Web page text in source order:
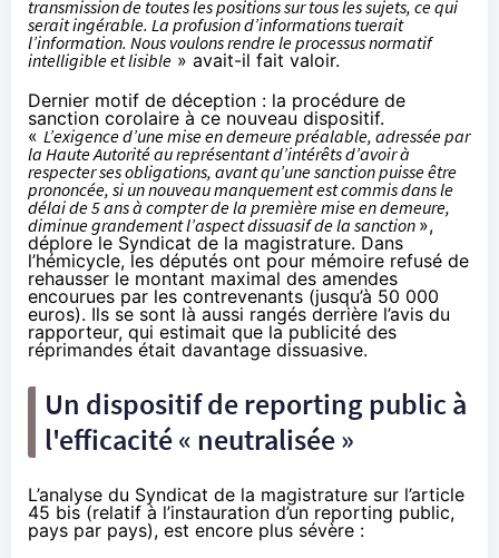
transmission de toutes les positions sur tous les sujets, ce qui
serait ingérable. La profusion d’informations tuerait
l’information. Nous voulons rendre le processus normatif
intelligible et lisible » avait-il fait valoir.
Dernier motif de déception : la procédure de
sanction corolaire à ce nouveau dispositif.
« L’exigence d’une mise en demeure préalable, adressée par
la Haute Autorité au représentant d’intérêts d’avoir à
respecter ses obligations, avant qu’une sanction puisse être
prononcée, si un nouveau manquement est commis dans le
délai de 5 ans à compter de la première mise en demeure,
diminue grandement l’aspect dissuasif de la sanction »,
déplore le Syndicat de la magistrature. Dans
l’hémicycle, les députés ont pour mémoire refusé de
rehausser le montant maximal des amendes
encourues par les contrevenants (jusqu’à 50 000
euros). Ils se sont là aussi rangés derrière l’avis du
rapporteur, qui estimait que la publicité des
réprimandes était davantage dissuasive.
Un dispositif de reporting public à
l'efficacité « neutralisée »
L’analyse du Syndicat de la magistrature sur l’article
45 bis (relatif à l’instauration d’un reporting public,
pays par pays), est encore plus sévère :